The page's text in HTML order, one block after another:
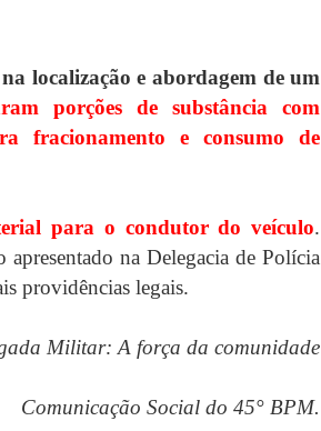
localização e abordagem de um
porções de substância com
fracionamento e consumo de
para o condutor do veículo.
na Delegacia de Polícia
providências legais.
Militar: A força da comunidade
Comunicação Social do 45° BPM.